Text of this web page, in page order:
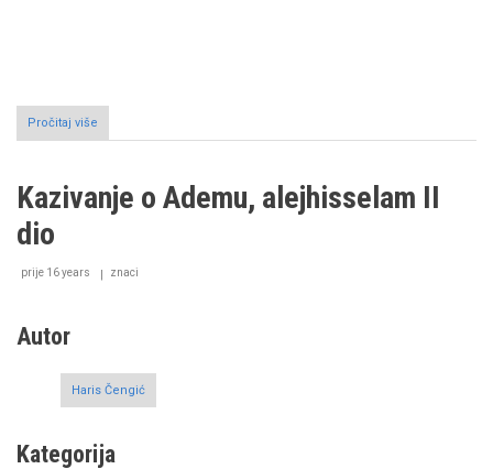
Pročitaj više
Kazivanje
alejhisselam
Kazivanje o Ademu, alejhisselam II
dio
prije 16 years znaci
Autor
Haris Čengić
Kategorija